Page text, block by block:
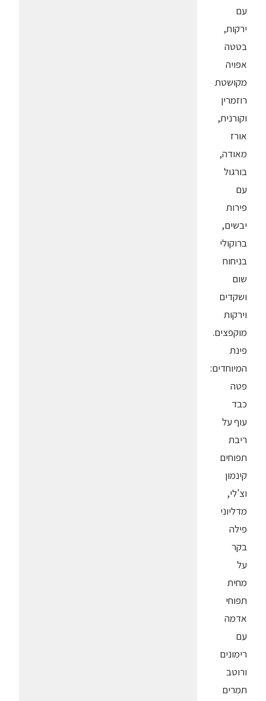
עם
ירקות,
בטטה
אפויה
מקושטת
רוזמרין
וקורנית,
אורז
מאודה,
בורגול
עם
פירות
יבשים,
ברוקולי
בניחוח
שום
ושקדים
וירקות
מוקפצים.
פינת
המיוחדים:
פטה
כבד
עוף על
ריבת
תפוחים
קינמון
וצ'לי,
מדליוני
פילה
בקר
על
מחית
תפוחי
אדמה
עם
רימונים
ורוטב
תמרים